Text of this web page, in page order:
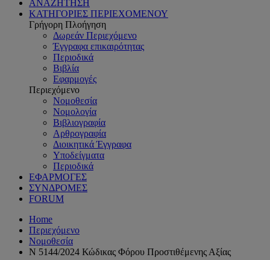
ΑΝΑΖΗΤΗΣΗ
ΚΑΤΗΓΟΡΙΕΣ ΠΕΡΙΕΧΟΜΕΝΟΥ
Γρήγορη Πλοήγηση
Δωρεάν Περιεχόμενο
Έγγραφα επικαιρότητας
Περιοδικά
Βιβλία
Εφαρμογές
Περιεχόμενο
Νομοθεσία
Νομολογία
Βιβλιογραφία
Αρθρογραφία
Διοικητικά Έγγραφα
Υποδείγματα
Περιοδικά
ΕΦΑΡΜΟΓΕΣ
ΣΥΝΔΡΟΜΕΣ
FORUM
Home
Περιεχόμενο
Νομοθεσία
Ν 5144/2024 Κώδικας Φόρου Προστιθέμενης Αξίας